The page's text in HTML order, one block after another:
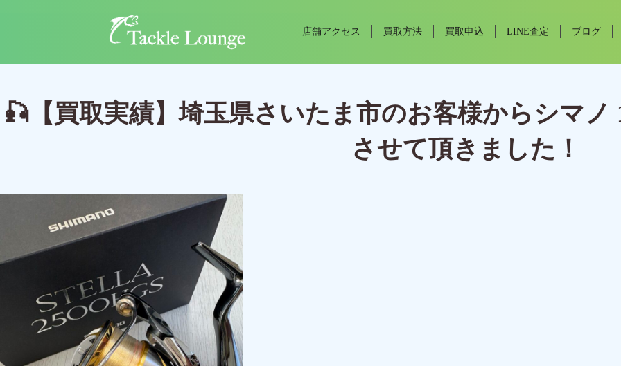
店舗アクセス 買取方法 買取申込 LINE査定 ブログ
🎣【買取実績】埼玉県さいたま市のお客様からシマノ
させて頂きました！